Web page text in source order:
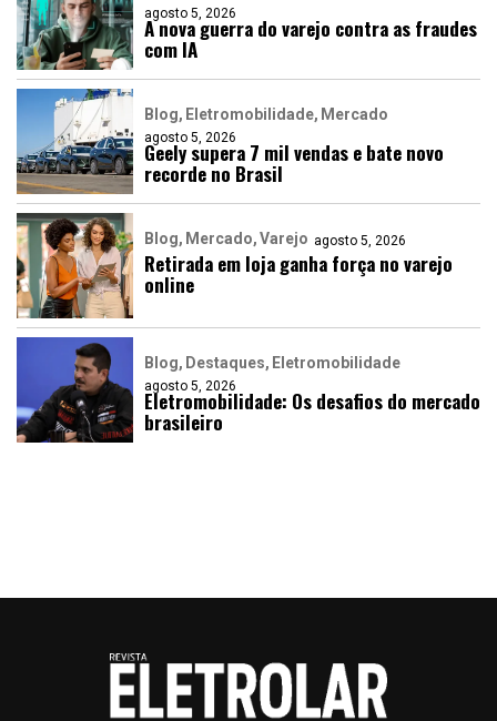
agosto 5, 2026
A nova guerra do varejo contra as fraudes
com IA
Blog Eletromobilidade Mercado
agosto 5, 2026
Geely supera 7 mil vendas e bate novo
recorde no Brasil
Blog Mercado Varejo agosto 5, 2026
Retirada em loja ganha força no varejo
online
Blog Destaques Eletromobilidade
agosto 5, 2026
Eletromobilidade: Os desafios do mercado
brasileiro